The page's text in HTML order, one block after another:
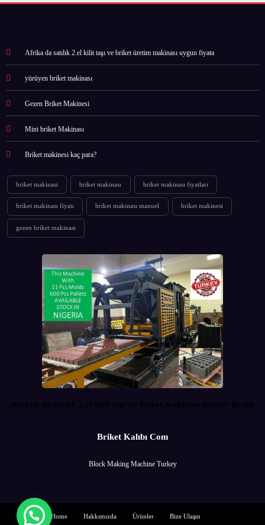
Afrika da satılık 2.el kilit taşı ve briket üretim makinası uygun fiyata
yürüyen briket makinası
Gezen Briket Makinesi
Mini briket Makinası
Briket makinesi kaç para?
briket makinasi briket makinası briket makinası fiyatları
briket makinası fiyatı briket makinası manuel briket makinesi
gezen briket makinasi
nijerya da satılık 2.el kilit taşı ve briket makinası kelepir fiyata
Briket Kalıbı Com
Block Making Machine Turkey
Home Hakkımızda Ürünler Bize Ulaşın